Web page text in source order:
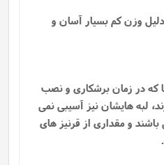
وزن کم بسیار آسان و
که در زمان برشکاری و نصب
لبه هایشان نیز آسیبی نمی
و مقداری از قرنیز های